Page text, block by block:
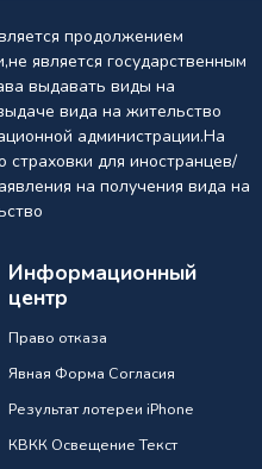
продолжением
является государственным
выдавать виды на
вида на жительство
администрации.На
для иностранцев/
на получения вида на
Информационный
центр
Право отказа
Явная Форма Согласия
Результат лотереи iPhone
КВКК Освещение Текст